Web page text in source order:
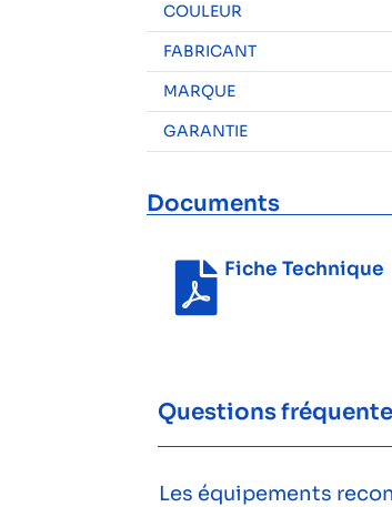
COULEUR
FABRICANT
MARQUE
GARANTIE
Documents
Fiche Technique
Questions
Les équipements